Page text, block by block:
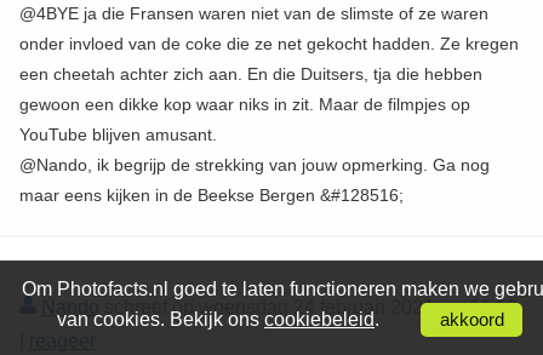
@4BYE ja die Fransen waren niet van de slimste of ze waren
onder invloed van de coke die ze net gekocht hadden. Ze kregen
een cheetah achter zich aan. En die Duitsers, tja die hebben
gewoon een dikke kop waar niks in zit. Maar de filmpjes op
YouTube blijven amusant.
@Nando, ik begrijp de strekking van jouw opmerking. Ga nog
maar eens kijken in de Beekse Bergen &#128516;
schreef op woensdag 24 februari 2021 om 11:16
Om Photofacts.nl goed te laten functioneren maken we
van cookies. Bekijk ons cookiebeleid. akkoord